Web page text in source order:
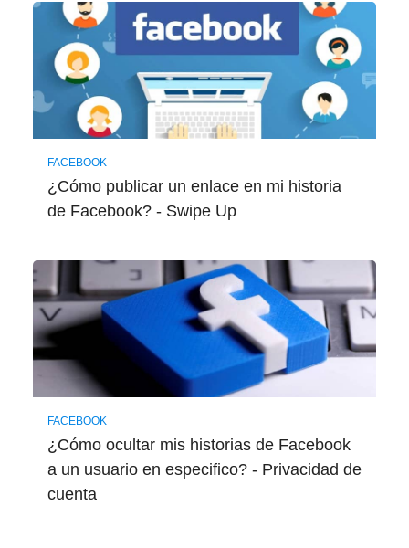
FACEBOOK
¿Cómo publicar un enlace en mi historia
de Facebook? - Swipe Up
FACEBOOK
¿Cómo ocultar mis historias de Facebook
a un usuario en especifico? - Privacidad de
cuenta